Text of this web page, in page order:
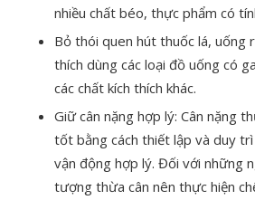
nhiều chất béo, thực phẩm có
Bỏ thói quen hút thuốc lá, uống
thích dùng các loại đồ uống có
các chất kích thích khác.
Giữ cân nặng hợp lý: Cân nặng
tốt bằng cách thiết lập và duy
vận động hợp lý. Đối với những
tượng thừa cân nên thực hiện